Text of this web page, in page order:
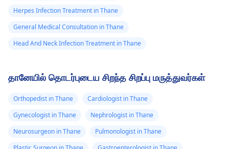
Herpes Infection Treatment in Thane
General Medical Consultation in Thane
Head And Neck Infection Treatment in Thane
தானேயில் தொடர்புடைய சிறந்த சிறப்பு மருத்துவர்கள்
Orthopedist in Thane
Cardiologist in Thane
Gynecologist in Thane
Nephrologist in Thane
Neurosurgeon in Thane
Pulmonologist in Thane